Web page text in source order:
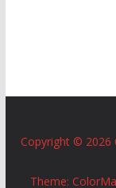
Copyright © 2026
Theme: